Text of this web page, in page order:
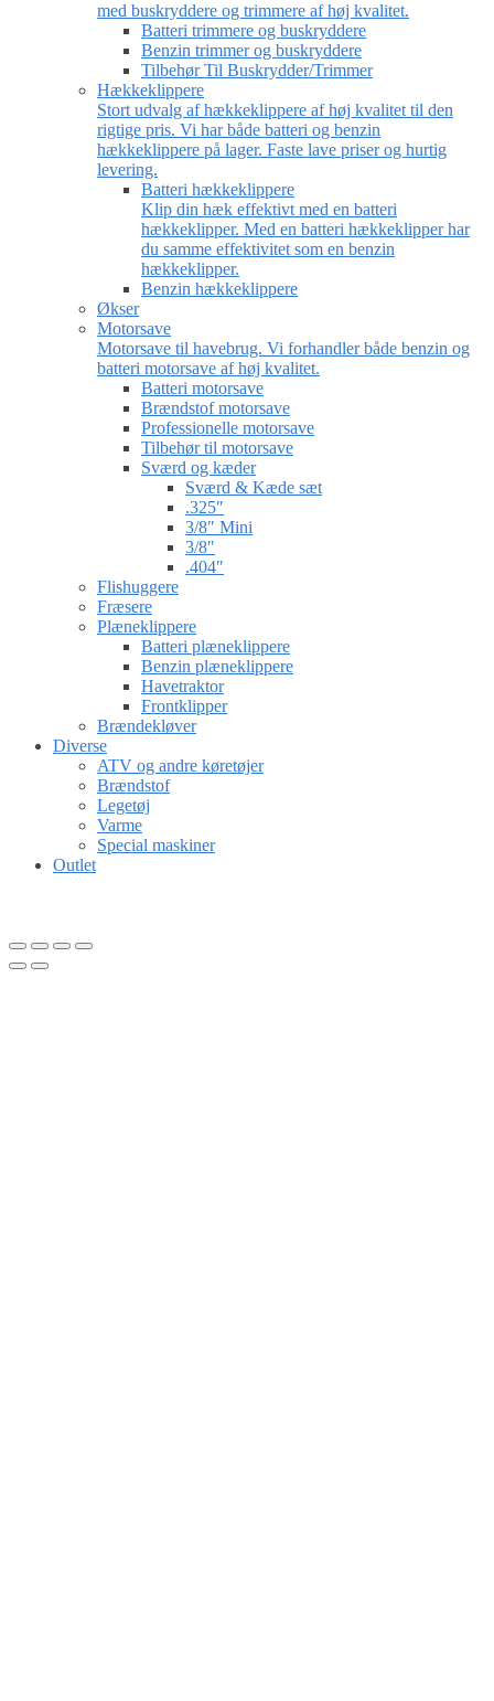
med buskryddere og trimmere af høj kvalitet.
Batteri trimmere og buskryddere
Benzin trimmer og buskryddere
Tilbehør Til Buskrydder/Trimmer
Hækkeklippere
Stort udvalg af hækkeklippere af høj kvalitet til den
rigtige pris. Vi har både batteri og benzin
hækkeklippere på lager. Faste lave priser og hurtig
levering.
Batteri hækkeklippere
Klip din hæk effektivt med en batteri
hækkeklipper. Med en batteri hækkeklipper har
du samme effektivitet som en benzin
hækkeklipper.
Benzin hækkeklippere
Økser
Motorsave
Motorsave til havebrug. Vi forhandler både benzin og
batteri motorsave af høj kvalitet.
Batteri motorsave
Brændstof motorsave
Professionelle motorsave
Tilbehør til motorsave
Sværd og kæder
Sværd & Kæde sæt
.325″
3/8″ Mini
3/8″
.404″
Flishuggere
Fræsere
Plæneklippere
Batteri plæneklippere
Benzin plæneklippere
Havetraktor
Frontklipper
Brændekløver
Diverse
ATV og andre køretøjer
Brændstof
Legetøj
Varme
Special maskiner
Outlet